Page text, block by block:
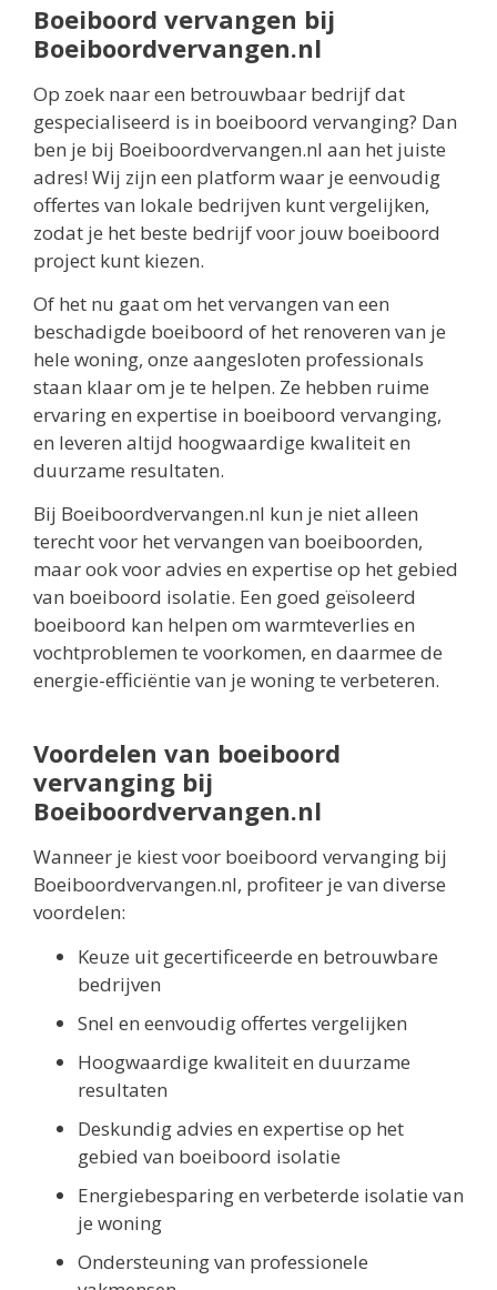
Boeiboord vervangen bij
Boeiboordvervangen.nl
Op zoek naar een betrouwbaar bedrijf dat
gespecialiseerd is in boeiboord vervanging? Dan
ben je bij Boeiboordvervangen.nl aan het juiste
adres! Wij zijn een platform waar je eenvoudig
offertes van lokale bedrijven kunt vergelijken,
zodat je het beste bedrijf voor jouw boeiboord
project kunt kiezen.
Of het nu gaat om het vervangen van een
beschadigde boeiboord of het renoveren van je
hele woning, onze aangesloten professionals
staan klaar om je te helpen. Ze hebben ruime
ervaring en expertise in boeiboord vervanging,
en leveren altijd hoogwaardige kwaliteit en
duurzame resultaten.
Bij Boeiboordvervangen.nl kun je niet alleen
terecht voor het vervangen van boeiboorden,
maar ook voor advies en expertise op het gebied
van boeiboord isolatie. Een goed geïsoleerd
boeiboord kan helpen om warmteverlies en
vochtproblemen te voorkomen, en daarmee de
energie-efficiëntie van je woning te verbeteren.
Voordelen van boeiboord
vervanging bij
Boeiboordvervangen.nl
Wanneer je kiest voor boeiboord vervanging bij
Boeiboordvervangen.nl, profiteer je van diverse
voordelen:
Keuze uit gecertificeerde en betrouwbare
bedrijven
Snel en eenvoudig offertes vergelijken
Hoogwaardige kwaliteit en duurzame
resultaten
Deskundig advies en expertise op het
gebied van boeiboord isolatie
Energiebesparing en verbeterde isolatie van
je woning
Ondersteuning van professionele